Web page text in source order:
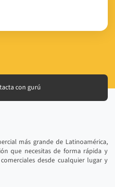
con gurú
más grande de Latinoamérica,
que necesitas de forma rápida y
desde cualquier lugar y